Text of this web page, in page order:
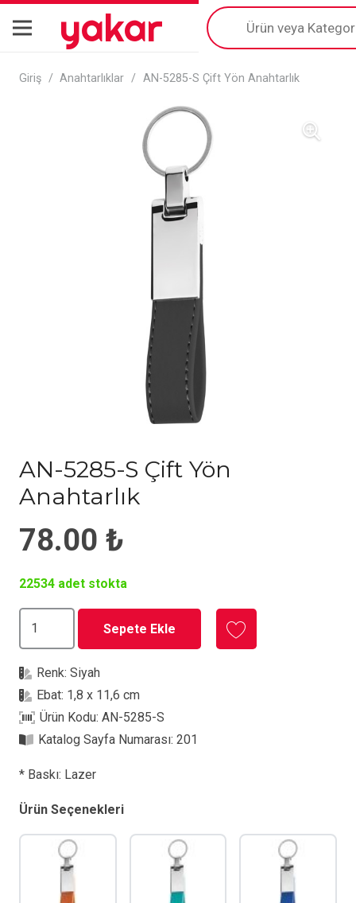
yakar
Products
search
Giriş / Anahtarlıklar / AN-5285-S Çift Yön Anahtarlık
AN-5285-S Çift Yön
Anahtarlık
78.00 ₺
22534 adet stokta
Sepete Ekle
Renk:Siyah
Ebat: 1,8 x 11,6 cm
Ürün Kodu:AN-5285-S
Katalog Sayfa Numarası:201
* Baskı: Lazer
Ürün Seçenekleri